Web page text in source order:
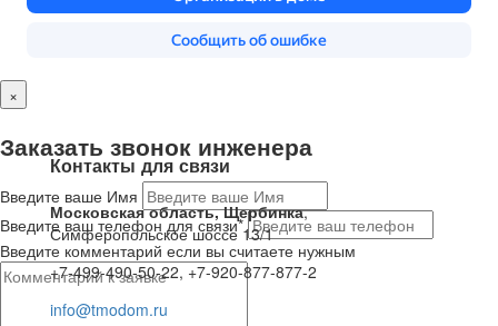
Контакты для связи
Московская область, Щербинка,
Симферопольское шоссе 13/1
+7-499-490-50-22, +7-920-877-877-2
info@tmodom.ru
×
Заказать звонок инженера
Введите ваше Имя
Введите ваш телефон для связи*
Введите комментарий если вы считаете нужным